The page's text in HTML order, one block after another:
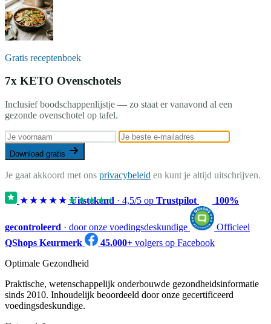
Gratis receptenboek
7x KETO Ovenschotels
Inclusief boodschappenlijstje — zo staat er vanavond al een
gezonde ovenschotel op tafel.
Download gratis
Je gaat akkoord met ons privacybeleid en kunt je altijd uitschrijven.
★★★★★★★★★★
Uitstekend · 4,5/5 op Trustpilot 100%
gecontroleerd · door onze voedingsdeskundige
Officieel
QShops Keurmerk
45.000+ volgers op Facebook
Optimale Gezondheid
Praktische, wetenschappelijk onderbouwde gezondheidsinformatie
sinds 2010. Inhoudelijk beoordeeld door onze gecertificeerd
voedingsdeskundige.